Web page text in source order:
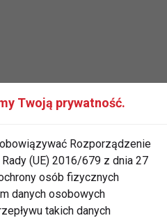
WADY POSTAWY
BÓL KRĘGOSŁUPA
Twoją prywatność.
Rozporządzenie
(UE) 2016/679 z dnia 27
osób fizycznych
danych osobowych
takich danych